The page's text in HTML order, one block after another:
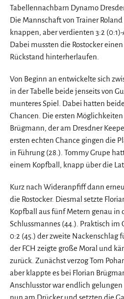
Tabellennachbarn Dynamo
Die Mannschaft von Trainer
knappen, aber verdienten 3:2
Dabei mussten die Rostocker
Rückstand hinterherlaufen.
Von Beginn an entwickelte sich
in der Tabelle beide jenseits von
munteres Spiel. Dabei hatten
Chancen. Die ersten
Brügmann, der am Dresdner
ersten echten Chance gingen die
in Führung (28.). Tommy Grupe
einem Kopfball, knapp über die
Kurz nach Wideranpfiff dann
die Rostocker. Diesmal setzte
Kopfball aus fünf Metern genau in
Schlussmannes (44.). Praktisch
0:2 (45.) der zweite Nackenschlag
der FCH zeigte große Moral und
zurück. Zunächst verzog Tom
aber klappte es bei Florian
Anschlusstor war endlich gelungen
nun am Drücker und setzten die